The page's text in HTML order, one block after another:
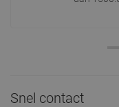
Snel contact